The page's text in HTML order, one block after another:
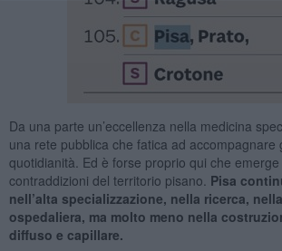
Da una parte un’eccellenza nella medicina
una rete pubblica che fatica ad accompagnare
quotidianità. Ed è forse proprio qui che
contraddizioni del territorio pisano. Pisa
nell’alta specializzazione, nella ricerca,
ospedaliera, ma molto meno nella
diffuso e capillare.